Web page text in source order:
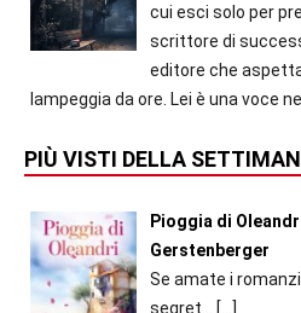
cui esci solo per
scrittore di
editore che
lampeggia da ore. Lei è una voce nel
PIÙ VISTI DELLA
Pioggia di
Gerstenberger
Se amate i
segret...
[…]